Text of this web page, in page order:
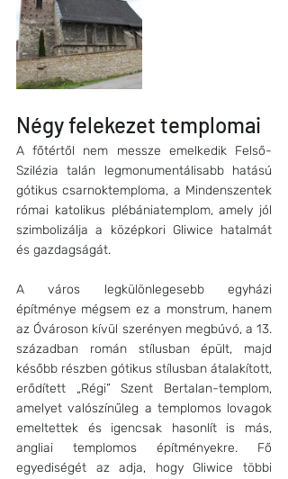
Négy felekezet templomai
A főtértől nem messze emelkedik Felső-
Szilézia talán legmonumentálisabb hatású
gótikus csarnoktemploma, a Mindenszentek
római katolikus plébániatemplom, amely jól
szimbolizálja a középkori Gliwice hatalmát
és gazdagságát.
A város legkülönlegesebb egyházi
építménye mégsem ez a monstrum, hanem
az Óvároson kívül szerényen megbúvó, a 13.
században román stílusban épült, majd
később részben gótikus stílusban átalakított,
erődített „Régi” Szent Bertalan-templom,
amelyet valószínűleg a templomos lovagok
emeltettek és igencsak hasonlít is más,
angliai templomos építményekre. Fő
egyediségét az adja, hogy Gliwice többi